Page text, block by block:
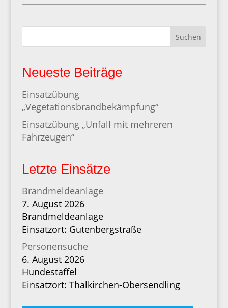
Suchen
Neueste Beiträge
Einsatzübung
„Vegetationsbrandbekämpfung“
Einsatzübung „Unfall mit mehreren
Fahrzeugen“
Letzte Einsätze
Brandmeldeanlage
7. August 2026
Brandmeldeanlage
Einsatzort: Gutenbergstraße
Personensuche
6. August 2026
Hundestaffel
Einsatzort: Thalkirchen-Obersendling